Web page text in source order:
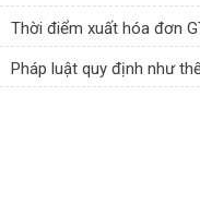
Thời điểm xuất hóa đơn
Pháp luật quy định như